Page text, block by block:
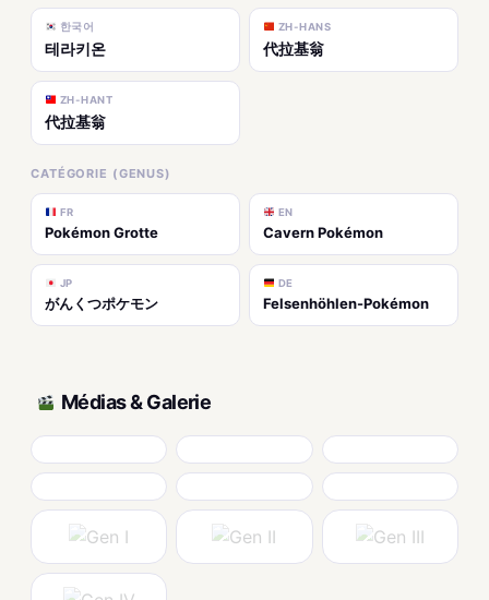
한국어
테라키온
ZH-HANS
代拉基翁
ZH-HANT
代拉基翁
CATÉGORIE (GENUS)
FR
Pokémon Grotte
EN
Cavern Pokémon
JP
がんくつポケモン
DE
Felsenhöhlen-Pokémon
Médias & Galerie